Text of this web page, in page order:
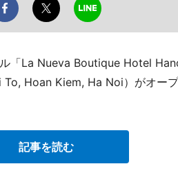
「La Nueva Boutique Hotel
Hoan Kiem, Ha Noi）がオー
記事を読む